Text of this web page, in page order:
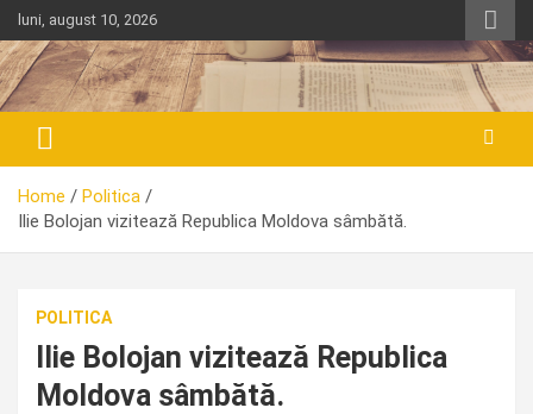
Skip
to
content
luni, august 10, 2026
Home
Politica
Ilie Bolojan vizitează Republica Moldova sâmbătă.
POLITICA
Ilie Bolojan vizitează Republica
Moldova sâmbătă.